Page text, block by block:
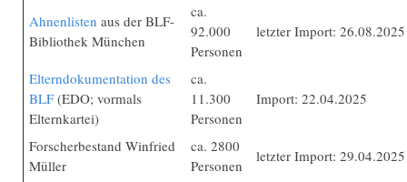
Ahnenlisten aus der BLF-
Bibliothek München
ca.
92.000
Personen
letzter Import: 26.08.2025
Elterndokumentation des
BLF(EDO; vormals
Elternkartei)
ca.
11.300
Personen
Import: 22.04.2025
Forscherbestand Winfried
Müller
ca. 2800
Personen
letzter Import: 29.04.2025